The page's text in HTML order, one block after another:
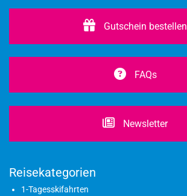
Gutschein bestellen
FAQs
Newsletter
Reisekategorien
1-Tagesskifahrten